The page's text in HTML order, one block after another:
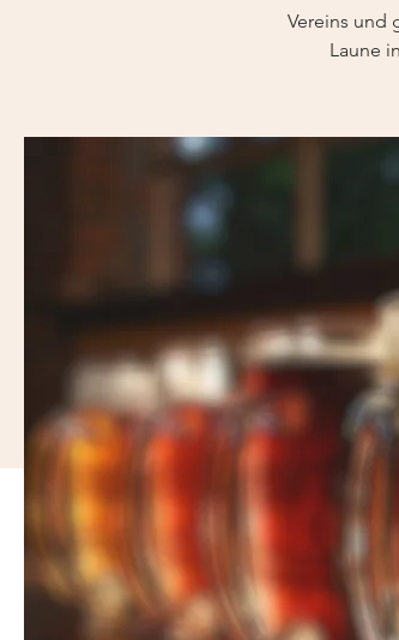
Vereins und
Laune